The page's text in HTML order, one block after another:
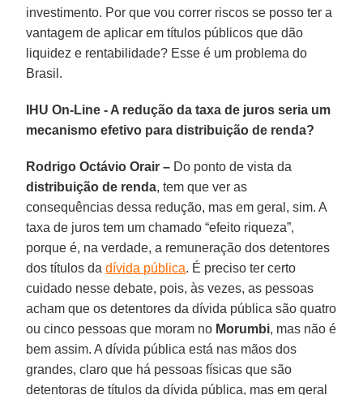
investimento. Por que vou correr riscos se posso ter a
vantagem de aplicar em títulos públicos que dão
liquidez e rentabilidade? Esse é um problema do
Brasil.
IHU On-Line - A redução da taxa de juros seria um
mecanismo efetivo para distribuição de renda?
Rodrigo Octávio Orair – Do ponto de vista da
distribuição de renda, tem que ver as
consequências dessa redução, mas em geral, sim. A
taxa de juros tem um chamado “efeito riqueza”,
porque é, na verdade, a remuneração dos detentores
dos títulos dadívida pública. É preciso ter certo
cuidado nesse debate, pois, às vezes, as pessoas
acham que os detentores da dívida pública são quatro
ou cinco pessoas que moram no Morumbi, mas não é
bem assim. A dívida pública está nas mãos dos
grandes, claro que há pessoas físicas que são
detentoras de títulos da dívida pública, mas em geral